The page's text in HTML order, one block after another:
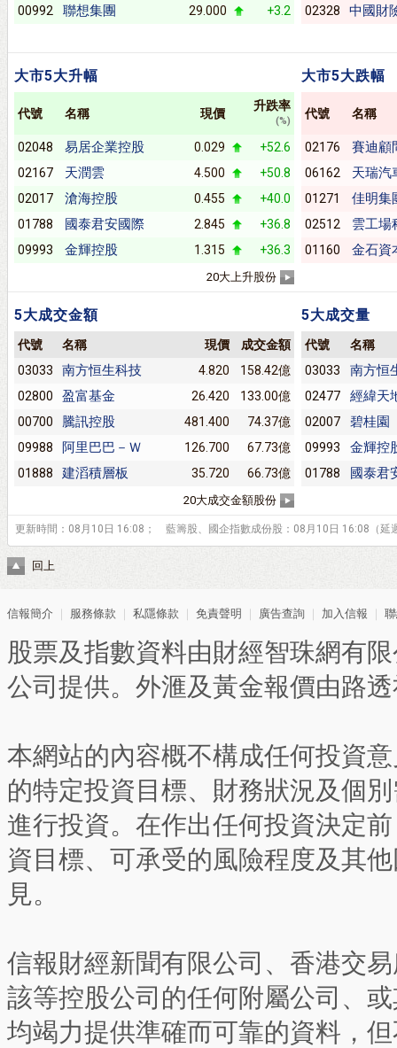
00992 聯想集團 29.000 +3.2 02328 中國財
大市5大升幅
代號 名稱 現價
升跌率
(%)
02048 易居企業控股 0.029
+52.6
02167
天潤雲 4.500
+50.8
02017
滄海控股 0.455
+40.0
01788
國泰君安國際 2.845
+36.8
09993
金輝控股 1.315 +36.3
20大上升股份
大市5大跌幅
代號 名稱
02176 賽迪顧
06162 天瑞汽
01271 佳明集
02512 雲工場
01160 金石資
5大成交金額
代號 名稱 現價
成交金額
03033
南方恒生科技 4.820
158.42億
02800
盈富基金 26.420
133.00億
00700
騰訊控股 481.400
74.37億
09988
阿里巴巴－Ｗ 126.700
67.73億
01888
建滔積層板 35.720 66.73億
20大成交金額股份
5大成交量
代號
名稱
03033
南方恒
02477 經緯天
02007 碧桂園
09993 金輝控
01788 國泰君
更新時間：08月10日 16:08； 藍籌股、國企指數成份股：08月10日 16:08（延
回上
信報簡介 服務條款 私隱條款 免責聲明 廣告查詢 加入信報
股票及指數資料由財經智珠網有
公司提供。外滙及黃金報價由路
本網站的內容概不構成任何投資
的特定投資目標、財務狀況及個
進行投資。在作出任何投資決定
資目標、可承受的風險程度及其
見。
信報財經新聞有限公司、香港交
該等控股公司的任何附屬公司、
均竭力提供準確而可靠的資料，